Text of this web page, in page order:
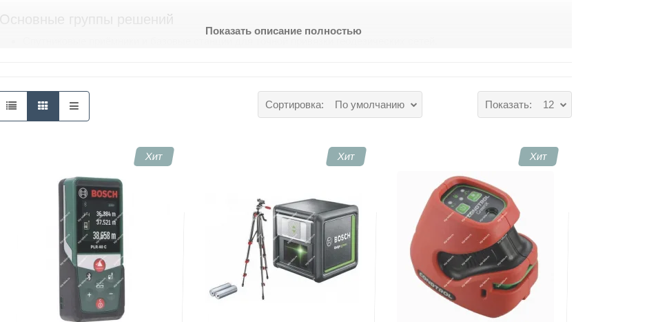
Основные группы решений
Программные модули для обработки координат, в дополнение к аналитическим средствам.
Полевые бригады выполняют разбивку осей, привязку сеток и исполнительную геодезию по этапам.
сдачи заказчику. Мониторинг деформаций выполняется циклично, с калибровкой приёмников и анализом трендов по
Чтобы купить Геодезическое оборудование, запросите консультацию специалиста.
Показать описание полностью
Показать: 12
Сортировка: По умолчанию
Хит Хит Хит